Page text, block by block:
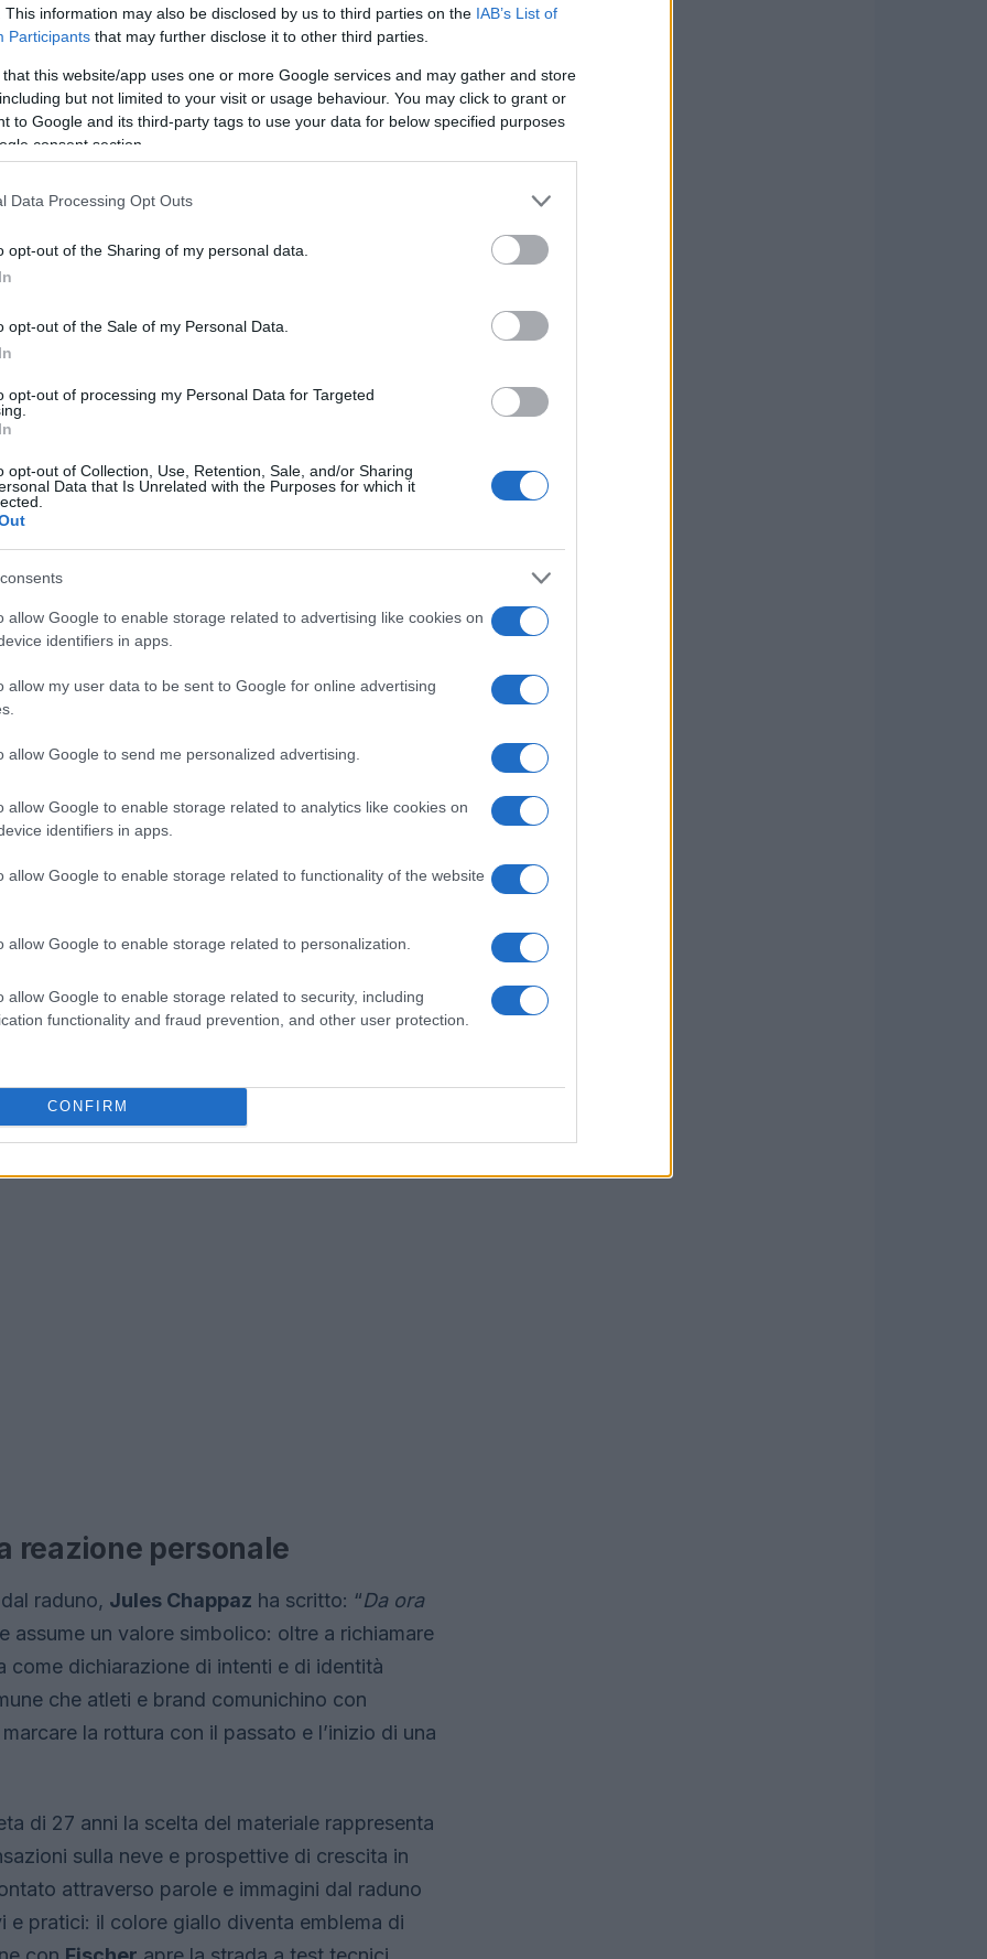
This information may also be disclosed by us to third parties on the IAB’s List of
Participants that may further disclose it to other third parties.
that this website/app uses one or more Google services and may gather and store
but not limited to your visit or usage behaviour. You may click to grant or
to Google and its third-party tags to use your data for below specified purposes
consent section.
Data Processing Opt Outs
opt-out of the Sharing of my personal data.
opt-out of the Sale of my Personal Data.
opt-out of processing my Personal Data for Targeted
opt-out of Collection, Use, Retention, Sale, and/or Sharing
Data that Is Unrelated with the Purposes for which it
allow Google to enable storage related to advertising like cookies on
identifiers in apps.
allow my user data to be sent to Google for online advertising
allow Google to send me personalized advertising.
allow Google to enable storage related to analytics like cookies on
identifiers in apps.
allow Google to enable storage related to functionality of the website
allow Google to enable storage related to personalization.
allow Google to enable storage related to security, including
functionality and fraud prevention, and other user protection.
CONFIRM
già segnato da recenti cambi di materiali
il passaggio di un altro atleta di rilievo verso
quindi un movimento importante nella
transalpini, con implicazioni pratiche
degli sci in gara.
professionale di Chappaz
utilizzato prodotti di marche diverse: prima un
legato a Madshus
. Ora la decisione di
una questione di logo: implica la
a punto delle attrezzature e una stretta
per adattare gli sci alle caratteristiche
di Tignes
a
reali. Quil’interazione tra atleta e
tra sci e affinamenti di assetto
del Mondo e nelle competizioni
mostrano momenti di preparazione che
diverse rispetto al passato.
reazione personale
raduno, Jules Chappaz ha scritto: “Da ora
assume un valore simbolico: oltre a richiamare
dichiarazione di intenti e di identità
che atleti e brand comunichino con
la rottura con il passato e l’inizio di una
di 27 anni la scelta del materiale rappresenta
sulla neve e prospettive di crescita in
attraverso parole e immagini dal raduno
e pratici: il colore giallo diventa emblema di